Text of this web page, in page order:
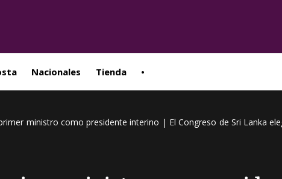
Nacionales Tienda •
ministro como presidente interino | El Congreso de Sri Lanka